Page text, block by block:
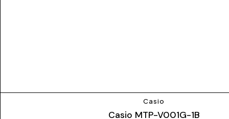
Casio
Casio MTP-V001G-1B